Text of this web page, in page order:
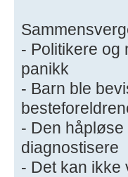
​- Politikere og
panikk
- Barn ble
- Den
diagnostisere
- Det kan